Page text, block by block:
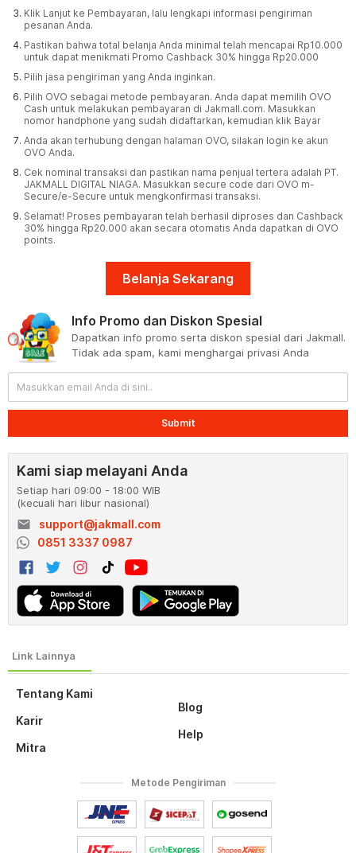
Klik Lanjut ke Pembayaran, lalu lengkapi informasi pengiriman
pesanan Anda.
Pastikan bahwa total belanja Anda minimal telah mencapai Rp10.000
untuk dapat menikmati Promo Cashback 30% hingga Rp20.000
Pilih jasa pengiriman yang Anda inginkan.
Pilih OVO sebagai metode pembayaran. Anda dapat memilih OVO
Cash untuk melakukan pembayaran di Jakmall.com. Masukkan
nomor handphone yang sudah didaftarkan, kemudian klik Bayar
Anda akan terhubung dengan halaman OVO, silakan login ke akun
OVO Anda.
Cek nominal transaksi dan pastikan nama penjual tertera adalah PT.
JAKMALL DIGITAL NIAGA. Masukkan secure code dari OVO m-
Secure/e-Secure untuk mengkonfirmasi transaksi.
Selamat! Proses pembayaran telah berhasil diproses dan Cashback
30% hingga Rp20.000 akan secara otomatis Anda dapatkan di OVO
points.
Belanja Sekarang
Tentang Kami
Karir
Mitra
Blog
Help
Info Promo dan Diskon Spesial
Dapatkan info promo serta diskon spesial dari Jakmall.
Tidak ada spam, kami menghargai privasi Anda
Submit
Kami siap melayani Anda
Setiap hari 09:00 - 18:00 WIB
(kecuali hari libur nasional)
email
support@jakmall.com
0851 3337 0987
Metode Pengiriman